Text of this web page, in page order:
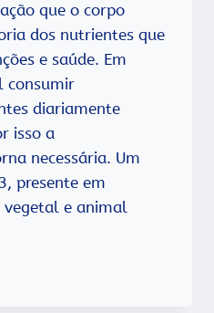
que o corpo
dos nutrientes que
e saúde. Em
consumir
diariamente
isso a
necessária. Um
presente em
e animal